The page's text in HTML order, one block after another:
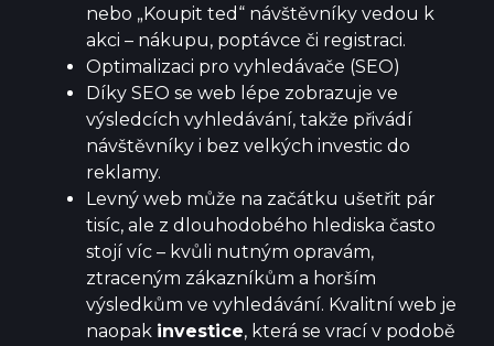
nebo „Koupit ted“ návštěvníky vedou k
akci – nákupu, poptávce či registraci.
Optimalizaci pro vyhledávače (SEO)
Díky SEO se web lépe zobrazuje ve
výsledcích vyhledávání, takže přivádí
návštěvníky i bez velkých investic do
reklamy.
Levný web může na začátku ušetřit pár
tisíc, ale z dlouhodobého hlediska často
stojí víc – kvůli nutným opravám,
ztraceným zákazníkům a horším
výsledkům ve vyhledávání. Kvalitní web je
naopak investice, která se vrací v podobě